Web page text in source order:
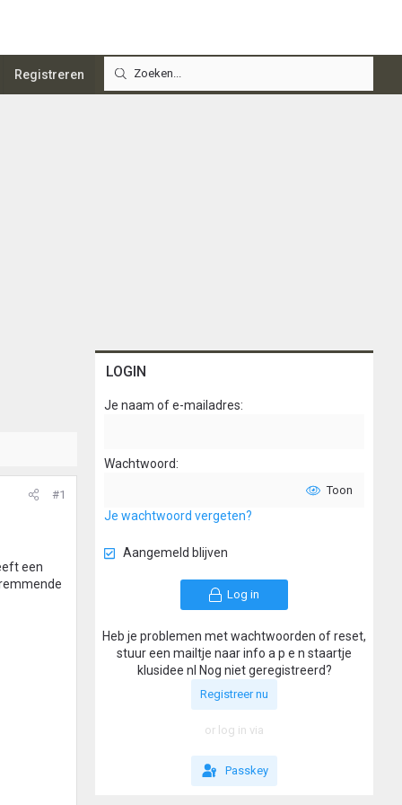
Registreren
#1
een
LOGIN
Je naam of e-mailadres
Wachtwoord
Toon
Je wachtwoord vergeten?
Aangemeld blijven
Log in
Heb je problemen met wachtwoorden of reset,
stuur een mailtje naar info a p e n staartje
klusidee nl Nog niet geregistreerd?
Registreer nu
or log in via
Passkey